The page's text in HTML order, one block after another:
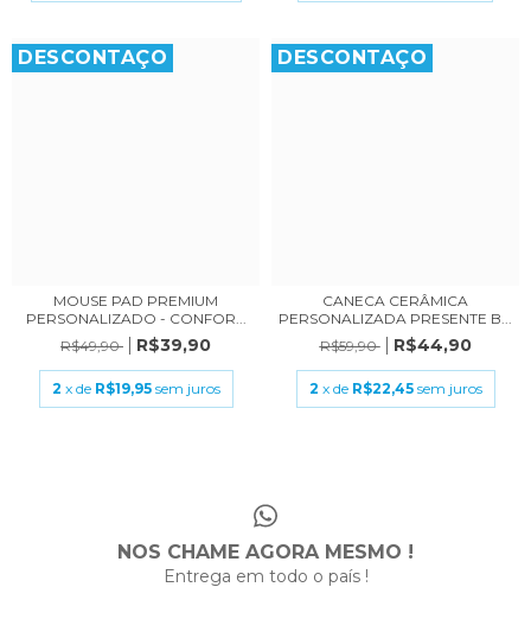
DESCONTAÇO
MOUSE PAD PREMIUM
PERSONALIZADO - CONFOR...
R$49,90
R$39,90
2 x de R$19,95 sem juros
DESCONTAÇO
CANECA CERÂMICA
PERSONALIZADA PRESENTE B...
R$59,90
R$44,90
2 x de R$22,45 sem juros
NOS CHAME AGORA MESMO !
Entrega em todo o país !